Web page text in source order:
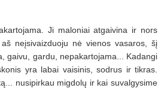
Ji maloniai atgaivina ir nors
neįsivaizduoju nė vienos vasaros, šį
gaivu, gardu, nepakartojama... Kadangi
yra labai vaisinis, sodrus ir tikras.
nusipirkau migdolų ir kai suvalgysime